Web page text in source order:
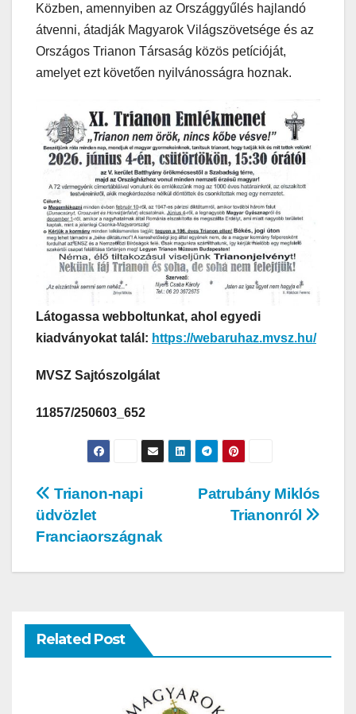
Közben, amennyiben az Országgyűlés hajlandó
átvenni, átadják Magyarok Világszövetsége és az
Országos Trianon Társaság közös petícióját,
amelyet ezt követően nyilvánosságra hoznak.
Látogassa webboltunkat, ahol egyedi
kiadványokat talál: https://webaruhaz.mvsz.hu/
MVSZ Sajtószolgálat
11857/250603_652
Patrubány Miklós
Trianonról
Trianon-napi
üdvözlet
Franciaországnak
Related Post